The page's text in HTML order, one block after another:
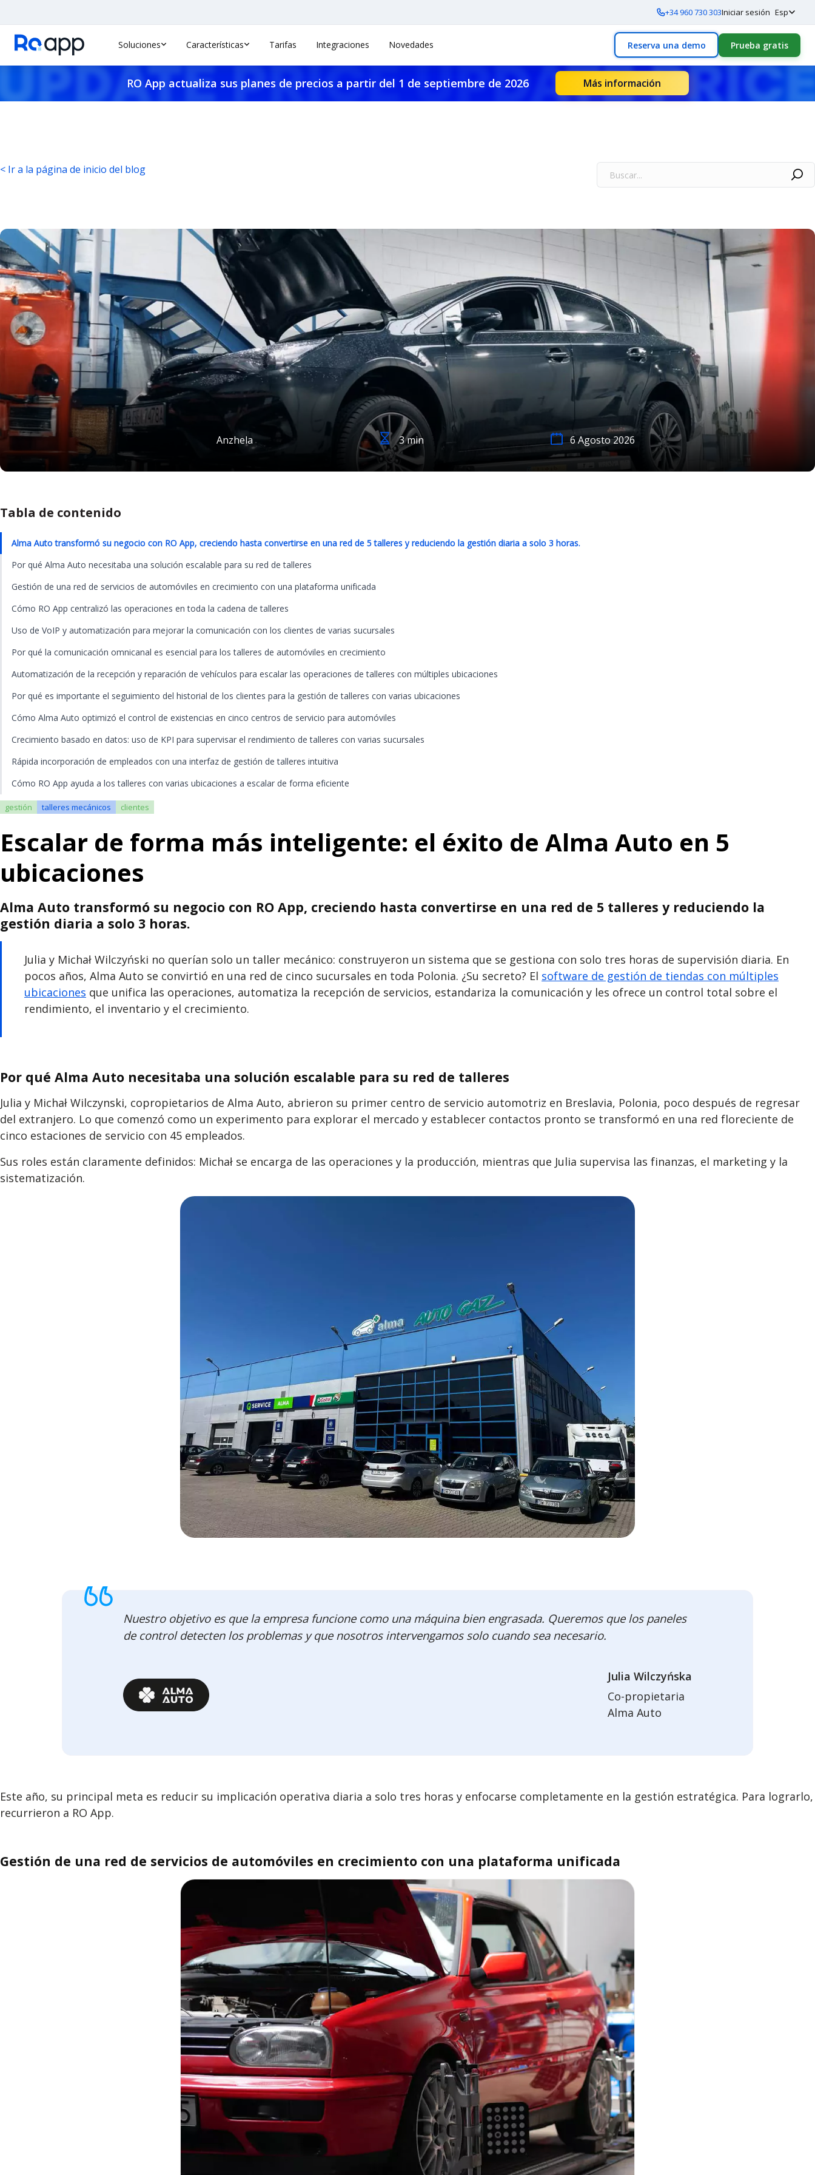
+34 960 730 303Iniciar sesión Esp
Soluciones Características Tarifas Integraciones Novedades Reserva una demo Prueba gratis
RO App actualiza sus planes de precios a partir del 1 de septiembre de 2026 Más información
< Ir a la página de inicio del blog
Anzhela 3 min 6 Agosto 2026
Tabla de contenido
Alma Auto transformó su negocio con RO App, creciendo hasta convertirse en una red de 5 talleres y reduciendo la gestión diaria a solo 3 horas.
Por qué Alma Auto necesitaba una solución escalable para su red de talleres
Gestión de una red de servicios de automóviles en crecimiento con una plataforma unificada
Cómo RO App centralizó las operaciones en toda la cadena de talleres
Uso de VoIP y automatización para mejorar la comunicación con los clientes de varias sucursales
Por qué la comunicación omnicanal es esencial para los talleres de automóviles en crecimiento
Automatización de la recepción y reparación de vehículos para escalar las operaciones de talleres con múltiples ubicaciones
Por qué es importante el seguimiento del historial de los clientes para la gestión de talleres con varias ubicaciones
Cómo Alma Auto optimizó el control de existencias en cinco centros de servicio para automóviles
Crecimiento basado en datos: uso de KPI para supervisar el rendimiento de talleres con varias sucursales
Rápida incorporación de empleados con una interfaz de gestión de talleres intuitiva
Cómo RO App ayuda a los talleres con varias ubicaciones a escalar de forma eficiente
gestión talleres mecánicos clientes
Escalar de forma más inteligente: el éxito de Alma Auto en 5
ubicaciones
Alma Auto transformó su negocio con RO App, creciendo hasta convertirse en una red de 5 talleres y reduciendo la
gestión diaria a solo 3 horas.
Julia y Michał Wilczyński no querían solo un taller mecánico: construyeron un sistema que se gestiona con solo tres horas de supervisión diaria. En
pocos años, Alma Auto se convirtió en una red de cinco sucursales en toda Polonia. ¿Su secreto? El software de gestión de tiendas con múltiples
ubicaciones que unifica las operaciones, automatiza la recepción de servicios, estandariza la comunicación y les ofrece un control total sobre el
rendimiento, el inventario y el crecimiento.
Por qué Alma Auto necesitaba una solución escalable para su red de talleres
Julia y Michał Wilczynski, copropietarios de Alma Auto, abrieron su primer centro de servicio automotriz en Breslavia, Polonia, poco después de regresar
del extranjero. Lo que comenzó como un experimento para explorar el mercado y establecer contactos pronto se transformó en una red floreciente de
cinco estaciones de servicio con 45 empleados.
Sus roles están claramente definidos: Michał se encarga de las operaciones y la producción, mientras que Julia supervisa las finanzas, el marketing y la
sistematización.
Nuestro objetivo es que la empresa funcione como una máquina bien engrasada. Queremos que los paneles
de control detecten los problemas y que nosotros intervengamos solo cuando sea necesario.
Julia Wilczyńska
Co-propietaria
Alma Auto
Este año, su principal meta es reducir su implicación operativa diaria a solo tres horas y enfocarse completamente en la gestión estratégica. Para lograrlo,
recurrieron a RO App.
Gestión de una red de servicios de automóviles en crecimiento con una plataforma unificada